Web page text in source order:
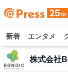
新着 エンタメ
株式会社